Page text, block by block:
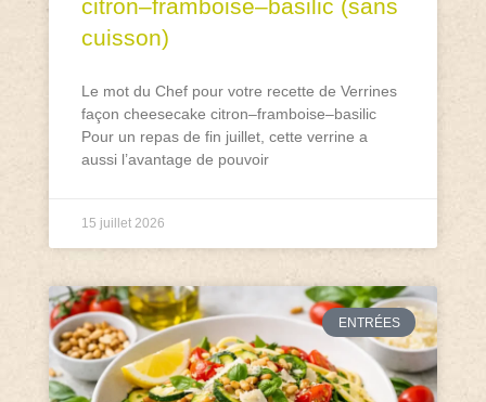
citron–framboise–basilic (sans
cuisson)
Le mot du Chef pour votre recette de Verrines
façon cheesecake citron–framboise–basilic
Pour un repas de fin juillet, cette verrine a
aussi l’avantage de pouvoir
15 juillet 2026
ENTRÉES